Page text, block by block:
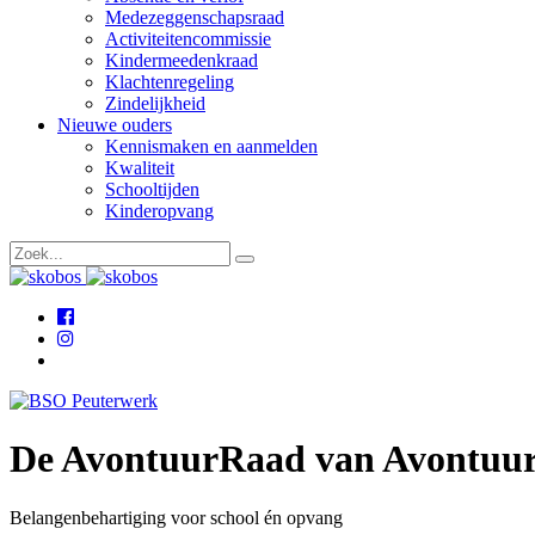
Medezeggenschapsraad
Activiteitencommissie
Kindermeedenkraad
Klachtenregeling
Zindelijkheid
Nieuwe ouders
Kennismaken en aanmelden
Kwaliteit
Schooltijden
Kinderopvang
De AvontuurRaad van
Belangenbehartiging voor school én opvang